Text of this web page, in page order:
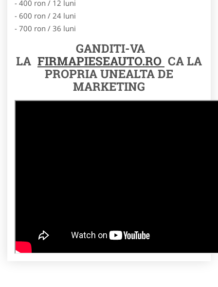
- 400 ron / 12 luni
- 600 ron / 24 luni
- 700 ron / 36 luni
GANDITI-VA
LA FIRMAPIESEAUTO.RO CA LA
PROPRIA UNEALTA DE
MARKETING